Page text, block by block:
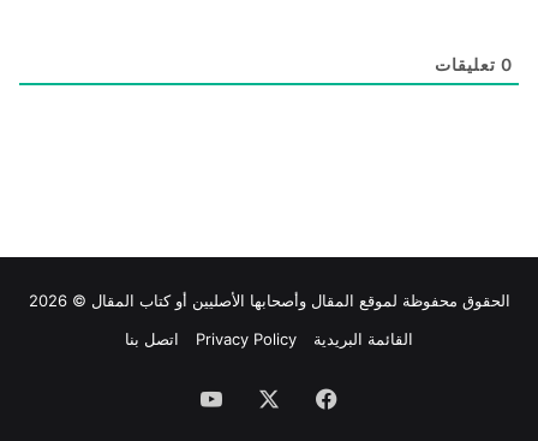
0 تعليقات
الحقوق محفوظة لموقع المقال وأصحابها الأصليين أو كتاب المقال © 2026
القائمة البريدية
Privacy Policy اتصل بنا
فيسبوك ‫YouTube